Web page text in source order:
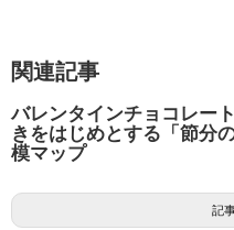
関連記事
バレンタインチョコレー
きをはじめとする「節分
模マップ
記